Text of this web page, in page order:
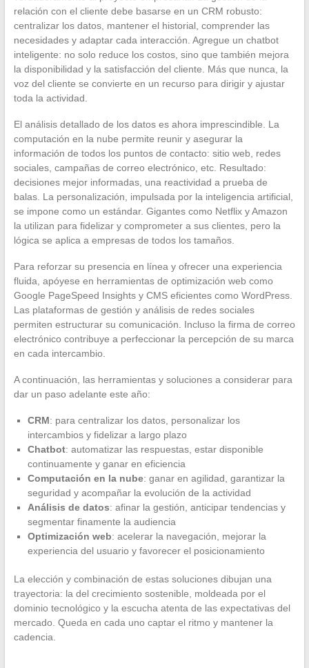
relación con el cliente debe basarse en un CRM robusto:
centralizar los datos, mantener el historial, comprender las
necesidades y adaptar cada interacción. Agregue un chatbot
inteligente: no solo reduce los costos, sino que también mejora
la disponibilidad y la satisfacción del cliente. Más que nunca, la
voz del cliente se convierte en un recurso para dirigir y ajustar
toda la actividad.
El análisis detallado de los datos es ahora imprescindible. La
computación en la nube permite reunir y asegurar la
información de todos los puntos de contacto: sitio web, redes
sociales, campañas de correo electrónico, etc. Resultado:
decisiones mejor informadas, una reactividad a prueba de
balas. La personalización, impulsada por la inteligencia artificial,
se impone como un estándar. Gigantes como Netflix y Amazon
la utilizan para fidelizar y comprometer a sus clientes, pero la
lógica se aplica a empresas de todos los tamaños.
Para reforzar su presencia en línea y ofrecer una experiencia
fluida, apóyese en herramientas de optimización web como
Google PageSpeed Insights y CMS eficientes como WordPress.
Las plataformas de gestión y análisis de redes sociales
permiten estructurar su comunicación. Incluso la firma de correo
electrónico contribuye a perfeccionar la percepción de su marca
en cada intercambio.
A continuación, las herramientas y soluciones a considerar para
dar un paso adelante este año:
CRM: para centralizar los datos, personalizar los
intercambios y fidelizar a largo plazo
Chatbot: automatizar las respuestas, estar disponible
continuamente y ganar en eficiencia
Computación en la nube: ganar en agilidad, garantizar la
seguridad y acompañar la evolución de la actividad
Análisis de datos: afinar la gestión, anticipar tendencias y
segmentar finamente la audiencia
Optimización web: acelerar la navegación, mejorar la
experiencia del usuario y favorecer el posicionamiento
La elección y combinación de estas soluciones dibujan una
trayectoria: la del crecimiento sostenible, moldeada por el
dominio tecnológico y la escucha atenta de las expectativas del
mercado. Queda en cada uno captar el ritmo y mantener la
cadencia.